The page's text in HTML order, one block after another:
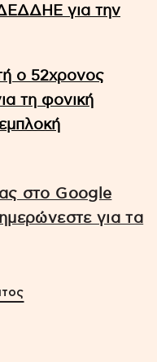
για την
ο 52χρονος
τη φονική
στο Google
για τα